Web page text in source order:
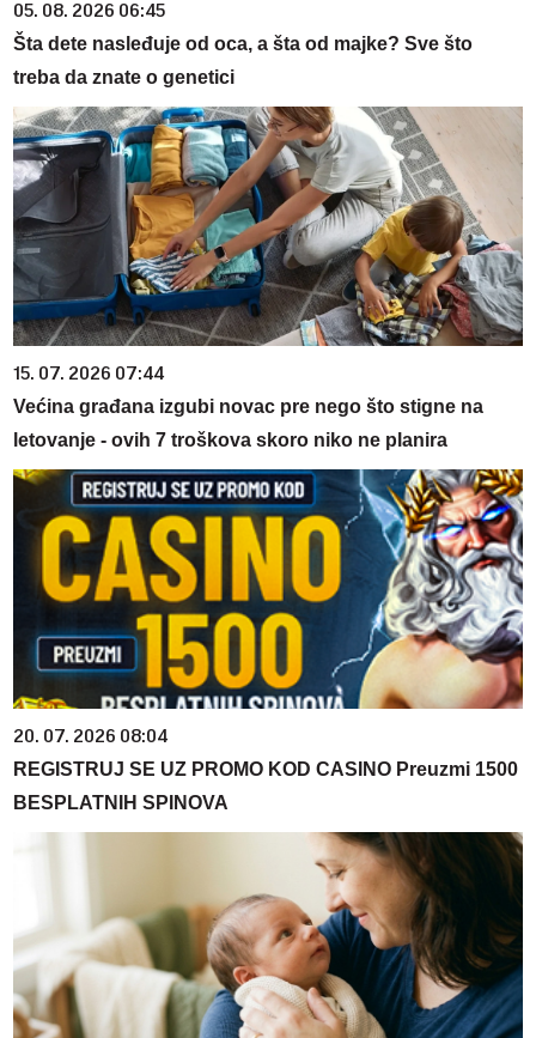
05. 08. 2026 06:45
Šta dete nasleđuje od oca, a šta od majke? Sve što
treba da znate o genetici
15. 07. 2026 07:44
Većina građana izgubi novac pre nego što stigne na
letovanje - ovih 7 troškova skoro niko ne planira
20. 07. 2026 08:04
REGISTRUJ SE UZ PROMO KOD CASINO Preuzmi 1500
BESPLATNIH SPINOVA